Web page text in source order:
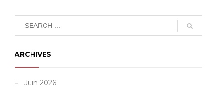
ARCHIVES
Juin 2026